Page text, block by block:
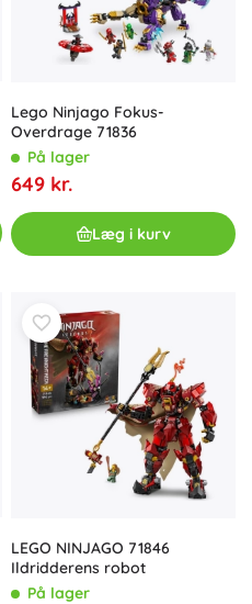
Lego Ninjago Fokus-
Overdrage 71836
På lager
649 kr.
Læg i kurv
LEGO NINJAGO 71846
Ildridderens robot
På lager